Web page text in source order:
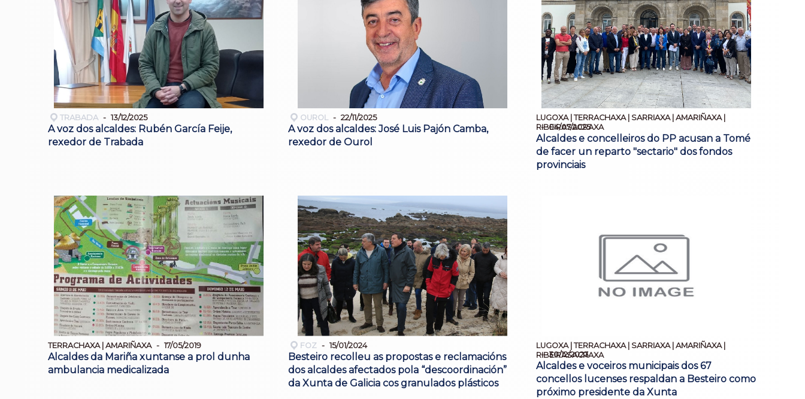
TRABADA 13/12/2025
A voz dos alcaldes: Rubén García Feije,
rexedor de Trabada
OUROL 22/11/2025
A voz dos alcaldes: José Luis Pajón Camba,
rexedor de Ourol
LUGOXA | TERRACHAXA | SARRIAXA | AMARIÑAXA |
RIBEIRASACRAXA
04/07/2025
Alcaldes e concelleiros do PP acusan a Tomé
de facer un reparto "sectario" dos fondos
provinciais
TERRACHAXA | AMARIÑAXA 17/05/2019
Alcaldes da Mariña xuntanse a prol dunha
ambulancia medicalizada
FOZ 15/01/2024
Besteiro recolleu as propostas e reclamacións
dos alcaldes afectados pola “descoordinación”
da Xunta de Galicia cos granulados plásticos
LUGOXA | TERRACHAXA | SARRIAXA | AMARIÑAXA |
RIBEIRASACRAXA
30/12/2023
Alcaldes e voceiros municipais dos 67
concellos lucenses respaldan a Besteiro como
próximo presidente da Xunta